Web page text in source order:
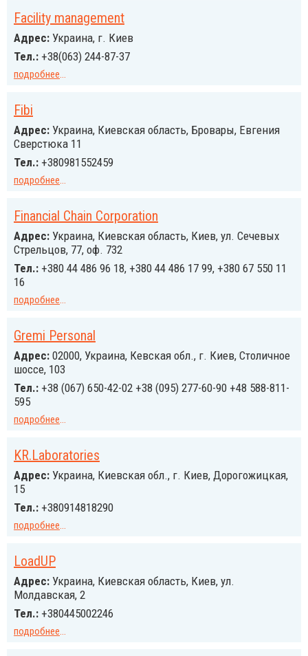
Facility management
Адрес: Украина, г. Киев
Тел.: +38(063) 244-87-37
подробнее...
Fibi
Адрес: Украина, Киевская область, Бровары, Евгения
Сверстюка 11
Тел.: +380981552459
подробнее...
Financial Chain Corporation
Адрес: Украина, Киевская область, Киев, ул. Сечевых
Стрельцов, 77, оф. 732
Тел.: +380 44 486 96 18, +380 44 486 17 99, +380 67 550 11
16
подробнее...
Gremi Personal
Адрес: 02000, Украина, Кевская обл., г. Киев, Столичное
шоссе, 103
Тел.: +38 (067) 650-42-02 +38 (095) 277-60-90 +48 588-811-
595
подробнее...
KR.Laboratories
Адрес: Украина, Киевская обл., г. Киев, Дорогожицкая,
15
Тел.: +380914818290
подробнее...
LoadUP
Адрес: Украина, Киевская область, Киев, ул.
Молдавская, 2
Тел.: +380445002246
подробнее...